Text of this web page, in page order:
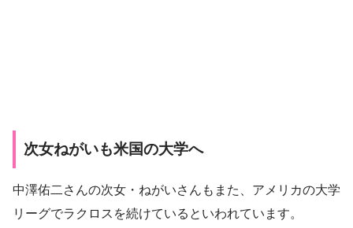
次女ねがいも米国の大学へ
中澤佑二さんの次女・ねがいさんもまた、アメリカの大学
リーグでラクロスを続けているといわれています。